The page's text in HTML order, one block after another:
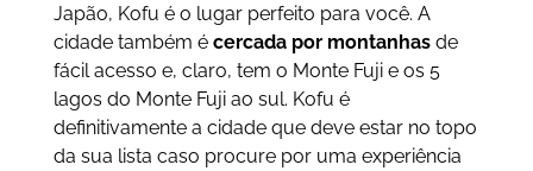
Japão, Kofu é o lugar perfeito para você. A
cidade também é cercada por montanhasde
fácil acesso e, claro, tem o Monte Fuji e os 5
lagos do Monte Fuji ao sul. Kofu é
definitivamente a cidade que deve estar no topo
da sua lista caso procure por uma experiência